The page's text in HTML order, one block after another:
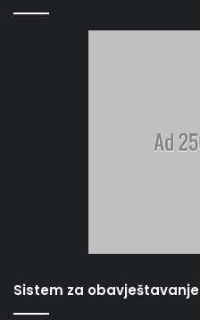
Sistem za obavještavanje